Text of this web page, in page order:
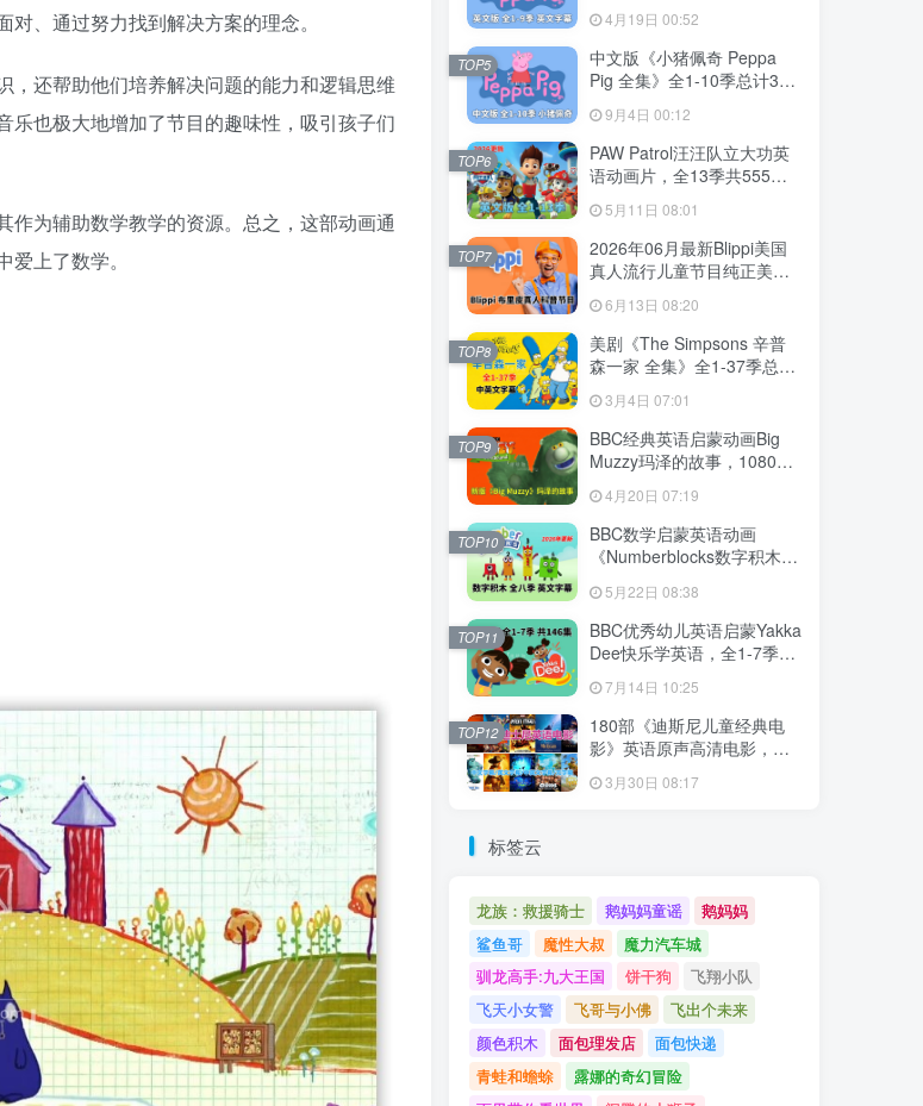
、通过努力找到解决方案的理念。
还帮助他们培养解决问题的能力和逻辑思维
也极大地增加了节目的趣味性，吸引孩子们
作为辅助数学教学的资源。总之，这部动画通
上了数学。
幕，带配套音频MP3，百度
网盘下载！
4月19日 00:52
中文版《小猪佩奇 Peppa
Pig 全集》全1-10季总计394
网盘下载！
9月4日 00:12
TOP5
PAW Patrol汪汪队立大功英
语动画片，全13季共555
集，1080P高清视频带英文
字幕，带配套音频MP3，百
度网盘下载！
5月11日 08:01
TOP6
2026年06月最新Blippi美国
真人流行儿童节目纯正美式
英语启蒙学习，1008集+，
1080P高清视频带英文字
幕，百度网盘下载！
6月13日 08:20
TOP7
美剧《The Simpsons 辛普
森一家 全集》全1-37季总共
802集，英语带中英文字幕，
百度网盘下载！
3月4日 07:01
TOP8
BBC经典英语启蒙动画Big
Muzzy玛泽的故事，1080P
高清视频带英文字幕，全套
英文版和中文版+游戏+PDF
教材+卡片，百度网盘下载！
4月20日 07:19
TOP9
BBC数学启蒙英语动画
《Numberblocks数字积木》
198集，1080P高清视频带英
文字幕，百度网盘下载！
5月22日 08:38
TOP10
BBC优秀幼儿英语启蒙Yakka
Dee快乐学英语，全1-7季共
文字幕，带音频MP3，百度
网盘下载！
7月14日 10:25
TOP11
180部《迪斯尼儿童经典电
影》英语原声高清电影，中
下载！
3月30日 08:17
TOP12
标签云
龙族：救援骑士 鹅妈妈童谣
鹅妈妈
鲨鱼哥
魔性大叔
魔力汽车城
驯龙高手:九大王国
饼干狗
飞翔小队
飞天小女警
飞哥与小佛
飞出个未来
颜色积木
面包理发店
面包快递
青蛙和蟾蜍
露娜的奇幻冒险